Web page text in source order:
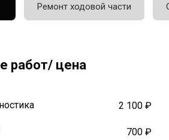
Ремонт ходовой части
работ/ цена
2 100 ₽
700 ₽